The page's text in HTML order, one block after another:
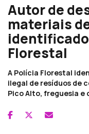
Autor de
materiais
Florestal
A Polícia Florestal
ilegal de resíduos de
Pico Alto, freguesia e